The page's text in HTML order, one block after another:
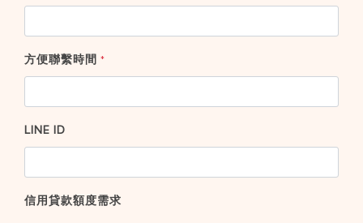
方便聯繫時間 *
LINE ID
信用貸款額度需求